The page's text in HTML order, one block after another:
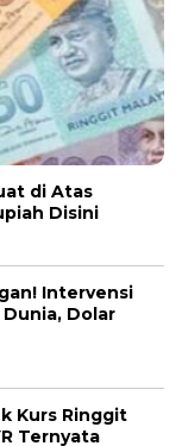
di Atas
Disini
Intervensi
Dolar
Kurs Ringgit
Ternyata